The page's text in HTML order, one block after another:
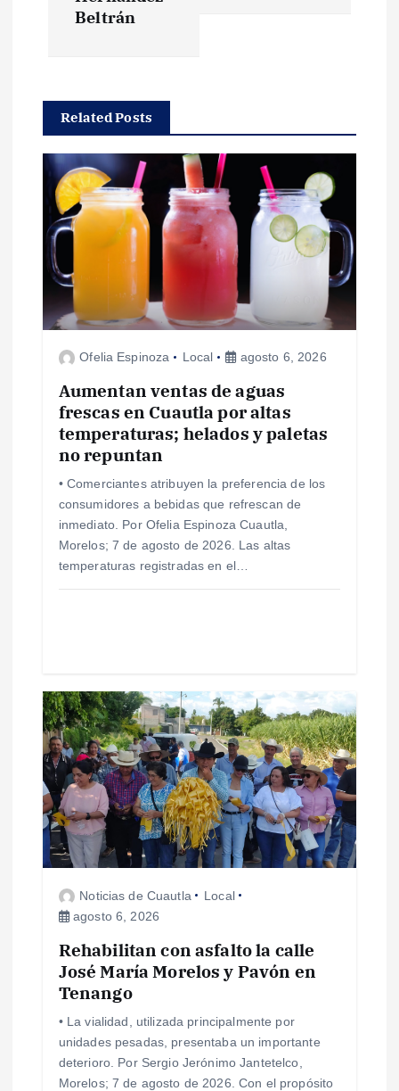
c
ó
n
d
e
s
Beltrán
Related Posts
Ofelia Espinoza Local agosto 6, 2026
Aumentan ventas de aguas
frescas en Cuautla por altas
temperaturas; helados y paletas
no repuntan
• Comerciantes atribuyen la preferencia de los
consumidores a bebidas que refrescan de
inmediato. Por Ofelia Espinoza Cuautla,
Morelos; 7 de agosto de 2026. Las altas
temperaturas registradas en el…
Noticias de Cuautla
Local
agosto 6, 2026
Rehabilitan con asfalto la calle
José María Morelos y Pavón en
Tenango
• La vialidad, utilizada principalmente por
unidades pesadas, presentaba un importante
deterioro. Por Sergio Jerónimo Jantetelco,
Morelos; 7 de agosto de 2026. Con el propósito